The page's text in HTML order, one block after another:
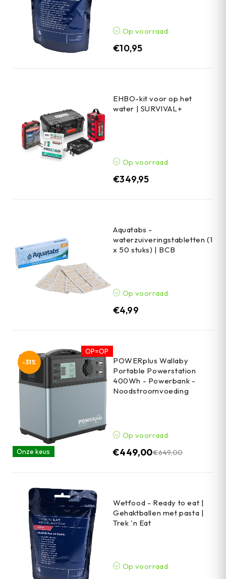
Op voorraad
€10,95
EHBO-kit voor op het
water | SURVIVAL+
Op voorraad
€349,95
Aquatabs -
waterzuiveringstabletten (1
x 50 stuks) | BCB
Op voorraad
€4,99
OP=OP
Onze keus
-31%
POWERplus Wallaby
Portable Powerstation
400Wh - Powerbank -
Noodstroomvoeding
Op voorraad
€649,00
€449,00
Wetfood - Ready to eat |
Gehaktballen met pasta |
Trek 'n Eat
Op voorraad